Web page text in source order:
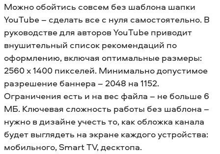
Можно обойтись совсем без шаблона шапки
YouTube – сделать все с нуля самостоятельно. В
руководстве для авторов YouTube приводит
внушительный список рекомендаций по
оформлению, включая оптимальные размеры:
2560 x 1400 пикселей. Минимально допустимое
разрешение баннера – 2048 на 1152.
Ограничения есть и на вес файла – не больше 6
МБ. Ключевая сложность работы без шаблона –
нужно в дизайне учесть то, как обложка канала
будет выглядеть на экране каждого устройства:
мобильного, Smart TV, десктопа.